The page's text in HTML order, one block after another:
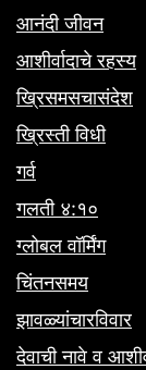
आनंदी जीवन
आशीर्वादाचे रहस्य
ख्रिसमसचासंदेश
ख्रिस्ती विधी
गर्व
गलती ४:१०
ग्लोबल वॉर्मिंग
चिंतनसमय
झावळ्यांचारविवार
देवाची नावे व